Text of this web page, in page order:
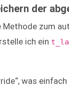
der
zum
ich ein
was